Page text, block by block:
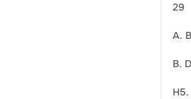
29
A.
B.